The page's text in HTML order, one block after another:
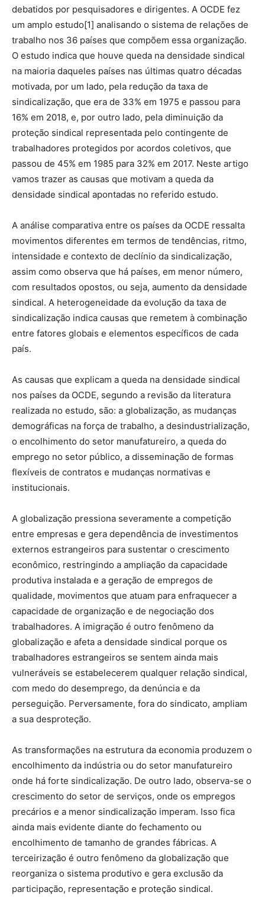
debatidos por pesquisadores e dirigentes. A OCDE fez
um amplo estudo[1] analisando o sistema de relações de
trabalho nos 36 países que compõem essa organização.
O estudo indica que houve queda na densidade sindical
na maioria daqueles países nas últimas quatro décadas
motivada, por um lado, pela redução da taxa de
sindicalização, que era de 33% em 1975 e passou para
16% em 2018, e, por outro lado, pela diminuição da
proteção sindical representada pelo contingente de
trabalhadores protegidos por acordos coletivos, que
passou de 45% em 1985 para 32% em 2017. Neste artigo
vamos trazer as causas que motivam a queda da
densidade sindical apontadas no referido estudo.
A análise comparativa entre os países da OCDE ressalta
movimentos diferentes em termos de tendências, ritmo,
intensidade e contexto de declínio da sindicalização,
assim como observa que há países, em menor número,
com resultados opostos, ou seja, aumento da densidade
sindical. A heterogeneidade da evolução da taxa de
sindicalização indica causas que remetem à combinação
entre fatores globais e elementos específicos de cada
país.
As causas que explicam a queda na densidade sindical
nos países da OCDE, segundo a revisão da literatura
realizada no estudo, são: a globalização, as mudanças
demográficas na força de trabalho, a desindustrialização,
o encolhimento do setor manufatureiro, a queda do
emprego no setor público, a disseminação de formas
flexíveis de contratos e mudanças normativas e
institucionais.
A globalização pressiona severamente a competição
entre empresas e gera dependência de investimentos
externos estrangeiros para sustentar o crescimento
econômico, restringindo a ampliação da capacidade
produtiva instalada e a geração de empregos de
qualidade, movimentos que atuam para enfraquecer a
capacidade de organização e de negociação dos
trabalhadores. A imigração é outro fenômeno da
globalização e afeta a densidade sindical porque os
trabalhadores estrangeiros se sentem ainda mais
vulneráveis se estabelecerem qualquer relação sindical,
com medo do desemprego, da denúncia e da
perseguição. Perversamente, fora do sindicato, ampliam
a sua desproteção.
As transformações na estrutura da economia produzem o
encolhimento da indústria ou do setor manufatureiro
onde há forte sindicalização. De outro lado, observa-se o
crescimento do setor de serviços, onde os empregos
precários e a menor sindicalização imperam. Isso fica
ainda mais evidente diante do fechamento ou
encolhimento de tamanho de grandes fábricas. A
terceirização é outro fenômeno da globalização que
reorganiza o sistema produtivo e gera exclusão da
participação, representação e proteção sindical.